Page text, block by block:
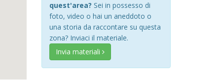
quest'area? Sei in possesso di
foto, video o hai un aneddoto o
una storia da raccontare su questa
zona? Inviaci il materiale.
Invia materiali